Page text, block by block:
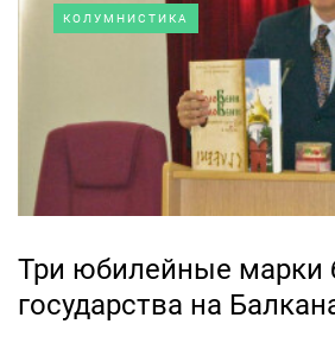
КОЛУМНИСТИКА
Три юбилейные марки
государства на